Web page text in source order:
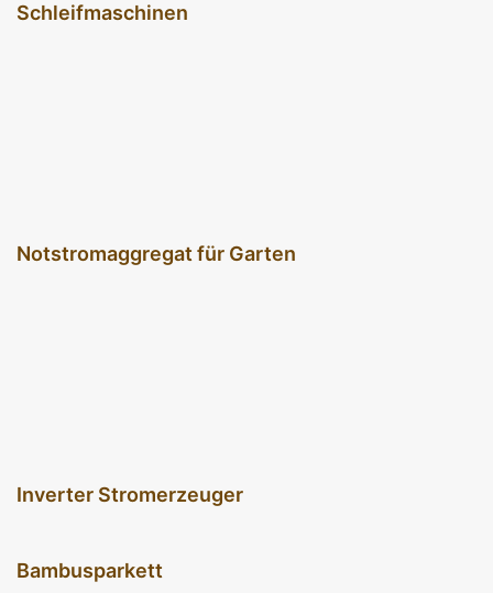
Schleifmaschinen
Notstromaggregat für Garten
Inverter Stromerzeuger
Bambusparkett